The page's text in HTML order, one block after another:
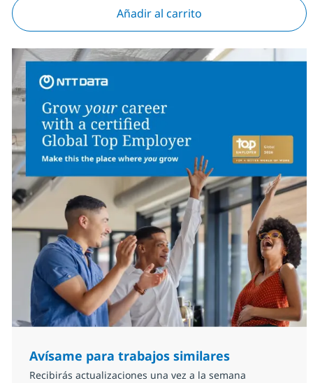
Añadir al carrito
Avísame para trabajos similares
Recibirás actualizaciones una vez a la semana